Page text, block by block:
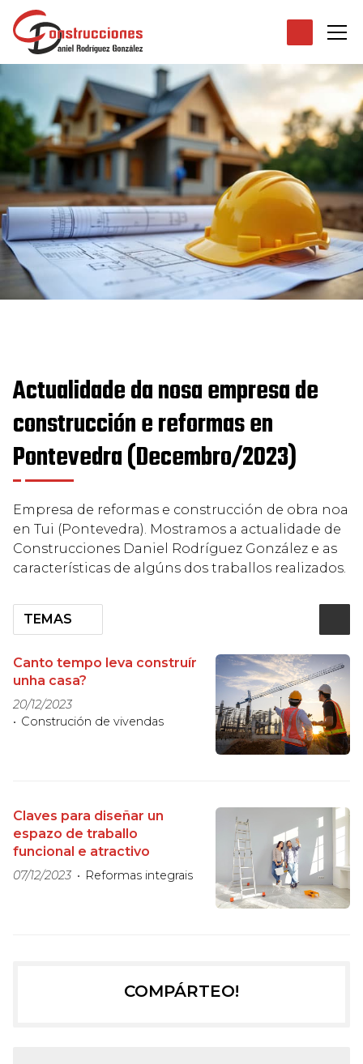
Actualidade da nosa empresa de
construcción e reformas en
Pontevedra (Decembro/2023)
Empresa de reformas e construcción de obra noa
en Tui (Pontevedra). Mostramos a actualidade de
Construcciones Daniel Rodríguez González e as
características de algúns dos traballos realizados.
TEMAS
Canto tempo leva construír
unha casa?
20/12/2023
Construción de vivendas
Claves para diseñar un
espazo de traballo
funcional e atractivo
07/12/2023 Reformas integrais
COMPÁRTEO!